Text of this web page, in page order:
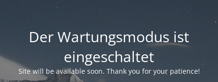
Der Wartungsmodus ist
eingeschaltet
Site will be available soon. Thank you for your patience!